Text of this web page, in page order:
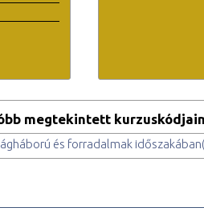
megtekintett
és forradalmak